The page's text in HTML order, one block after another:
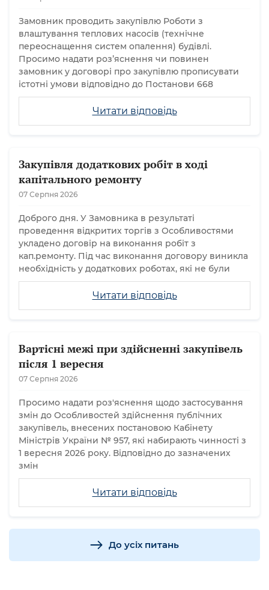
Читати відповідь
Замовник проводить закупівлю Роботи з
влаштування теплових насосів (технічне
переоснащення систем опалення) будівлі.
Просимо надати розʼяснення чи повинен
замовник у договорі про закупівлю прописувати
істотні умови відповідно до Постанови 668
Закупівля додаткових робіт в ході
капітального ремонту
07 Серпня 2026
Читати відповідь
Доброго дня. У Замовника в результаті
проведення відкритих торгів з Особливостями
укладено договір на виконання робіт з
кап.ремонту. Під час виконання договору виникла
необхідність у додаткових роботах, які не були
Вартісні межі при здійсненні закупівель
після 1 вересня
07 Серпня 2026
Читати відповідь
Просимо надати роз'яснення щодо застосування
змін до Особливостей здійснення публічних
закупівель, внесених постановою Кабінету
Міністрів України № 957, які набирають чинності з
1 вересня 2026 року. Відповідно до зазначених
змін
До усіх питань